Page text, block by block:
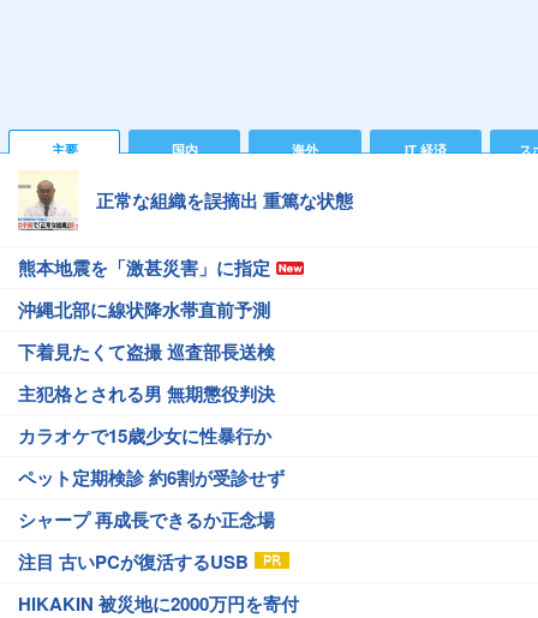
主要 国内 海外 IT 経済 ス
正常な組織を誤摘出 重篤な状態
熊本地震を「激甚災害」に指定
沖縄北部に線状降水帯直前予測
下着見たくて盗撮 巡査部長送検
主犯格とされる男 無期懲役判決
カラオケで15歳少女に性暴行か
ペット定期検診 約6割が受診せず
シャープ 再成長できるか正念場
注目 古いPCが復活するUSB
HIKAKIN 被災地に2000万円を寄付